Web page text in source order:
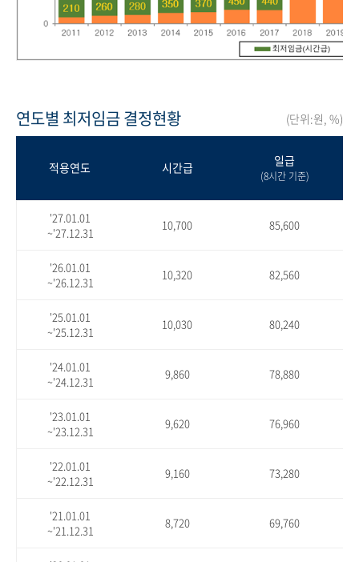
연도별 최저임금 결정현황 (단위:원, %)
적용연도 시간급 일급
(8시간 기준)
'27.01.01
~'27.12.31
10,700 85,600
'26.01.01
~'26.12.31
10,320 82,560
'25.01.01
~'25.12.31
10,030 80,240
'24.01.01
~'24.12.31
9,860 78,880
'23.01.01
~'23.12.31
9,620 76,960
'22.01.01
~'22.12.31
9,160 73,280
'21.01.01
~'21.12.31
8,720 69,760